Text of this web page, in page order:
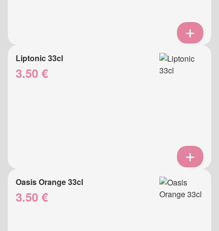
Liptonic 33cl
3.50 €
Oasis Orange 33cl
3.50 €